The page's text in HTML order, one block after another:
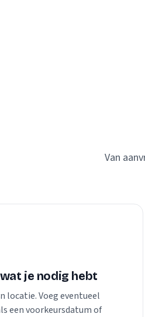
Van
je nodig hebt
locatie. Voeg eventueel
een voorkeursdatum of